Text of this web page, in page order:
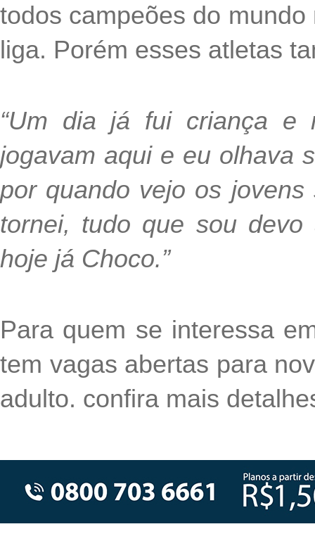
todos campeões do
liga. Porém esses atletas
“Um dia já fui criança e
jogavam aqui e eu olhava
por quando vejo os
tornei, tudo que sou
hoje já Choco.”
Para quem se interessa
tem vagas abertas para
adulto. confira mais